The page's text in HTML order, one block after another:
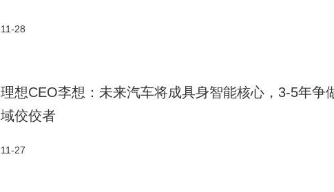
11-28
理想CEO李想：未来汽车将成具身智能核心，3-5年争
域佼佼者
11-27